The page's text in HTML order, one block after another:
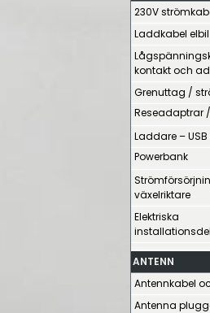
230V
Laddkabel elbil
kontakt och
Grenuttag /
Reseadaptrar
Laddare –
Powerbank
växelriktare
Elektriska
ANTENN
Antennkabel
Antenna